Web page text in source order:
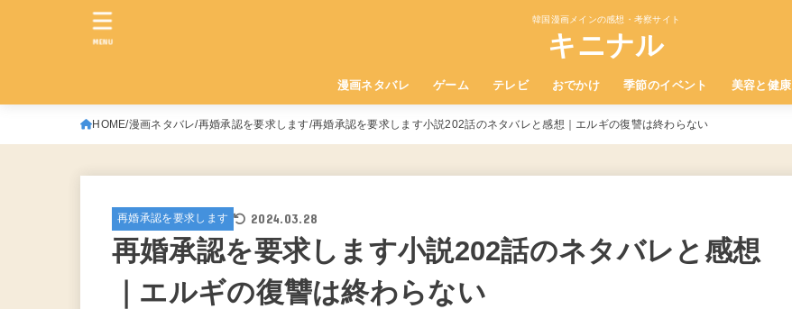
韓国漫画メインの感想・考察サイト
キニナル
漫画ネタバレ ゲーム テレビ おでかけ 季節のイベント 美容と健康
MENU
HOME 漫画ネタバレ 再婚承認を要求します 再婚承認を要求します小説202話のネタバレと感想｜エルギの復讐は終わらない
再婚承認を要求します 2024.03.28
再婚承認を要求します小説202話のネタバレと感想
｜エルギの復讐は終わらない